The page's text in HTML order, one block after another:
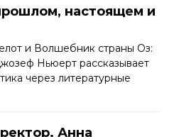
настоящем и
и Волшебник страны Оз:
Ньюерт рассказывает
через литературные
Анна